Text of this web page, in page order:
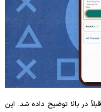
در بالا توضیح داده شد. این